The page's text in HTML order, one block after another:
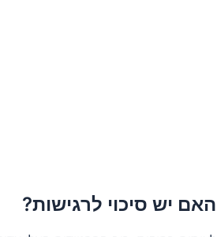
האם יש סיכוי לרגישות?